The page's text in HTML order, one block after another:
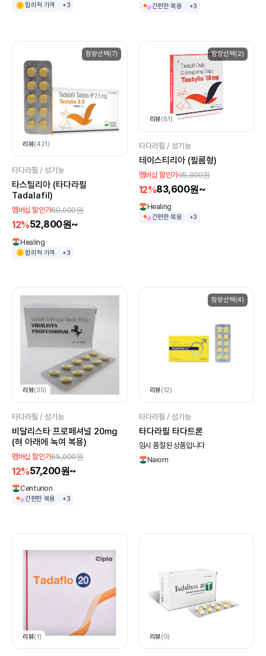
합리적 가격 +3 간편한 복용 +3
함량선택(7)
리뷰(421)
타다라필 / 성기능
타스틸리아 (타다라필
Tadalafil)
멤버십 할인가60,000원
12%52,800원~
Healing
합리적 가격 +3
함량선택(2)
리뷰(81)
타다라필 / 성기능
테이스티리아 (필름형)
멤버십 할인가95,000원
12%83,600원~
Healing
간편한 복용 +3
리뷰(35)
타다라필 / 성기능
비달리스타 프로페셔널 20mg
(혀 아래에 녹여 복용)
멤버십 할인가65,000원
12%57,200원~
Centurion
간편한 복용 +3
함량선택(4)
리뷰(12)
타다라필 / 성기능
타다라필 타다트론
임시 품절된 상품입니다
Naiom
리뷰(1) 리뷰(0)